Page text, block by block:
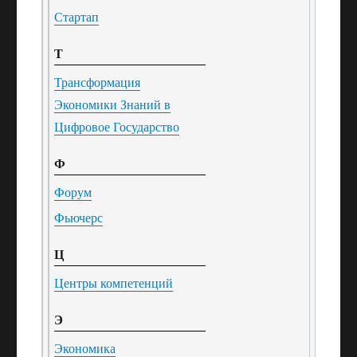
Стартап
Т
Трансформация
Экономики Знаний в
Цифровое Государство
Ф
Форум
Фьючерс
Ц
Центры компетенций
Э
Экономика